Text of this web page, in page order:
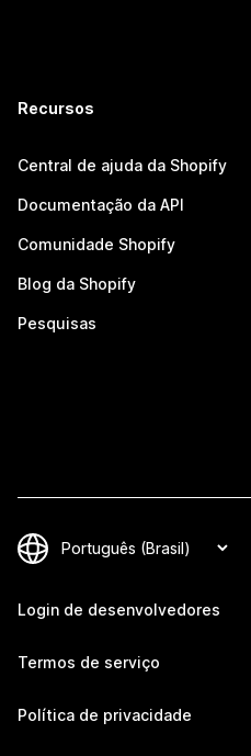
Recursos
Central de ajuda da Shopify
Documentação da API
Comunidade Shopify
Blog da Shopify
Pesquisas
Login de desenvolvedores
Termos de serviço
Política de privacidade